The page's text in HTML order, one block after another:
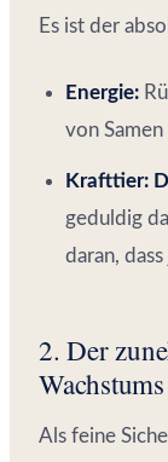
Es ist der
Energie:
von Samen
Krafttier:
geduldig
daran,
2. Der
Wachstums
Als feine